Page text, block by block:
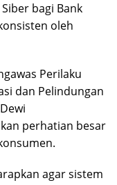
bagi Bank
oleh
Perilaku
dan Pelindungan
perhatian besar
agar sistem